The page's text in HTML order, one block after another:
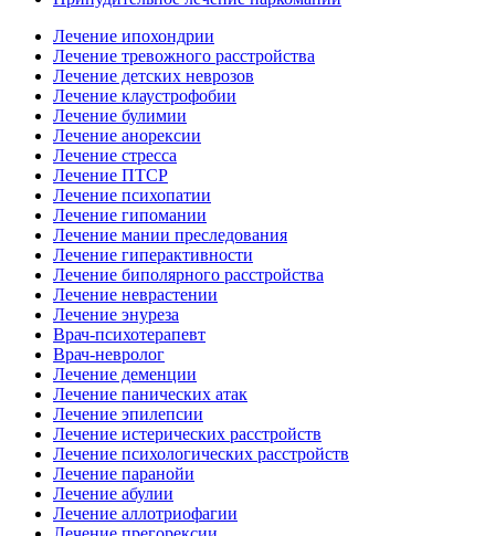
Лечение ипохондрии
Лечение тревожного расстройства
Лечение детских неврозов
Лечение клаустрофобии
Лечение булимии
Лечение анорексии
Лечение стресса
Лечение ПТСР
Лечение психопатии
Лечение гипомании
Лечение мании преследования
Лечение гиперактивности
Лечение биполярного расстройства
Лечение неврастении
Лечение энуреза
Врач-психотерапевт
Врач-невролог
Лечение деменции
Лечение панических атак
Лечение эпилепсии
Лечение истерических расстройств
Лечение психологических расстройств
Лечение паранойи
Лечение абулии
Лечение аллотриофагии